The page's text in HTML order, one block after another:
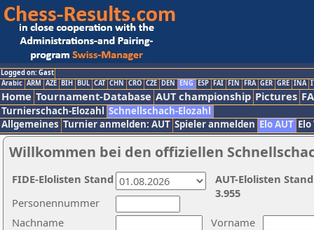
Logged on: Gast
Arabic ARM AZE BIH BUL CAT CHN CRO CZE DEN ENG ESP FAI FIN FRA GER GRE INA
Home Tournament-Database AUT championship Pictures
Turnierschach-Elozahl Schnellschach-Elozahl
Allgemeines Turnier anmelden: AUT Spieler anmelden Elo AUT
Willkommen bei den offiziellen
Nachname
Vorname
Personennummer
AUT-Elolisten
3.955
FIDE-Elolisten Stand